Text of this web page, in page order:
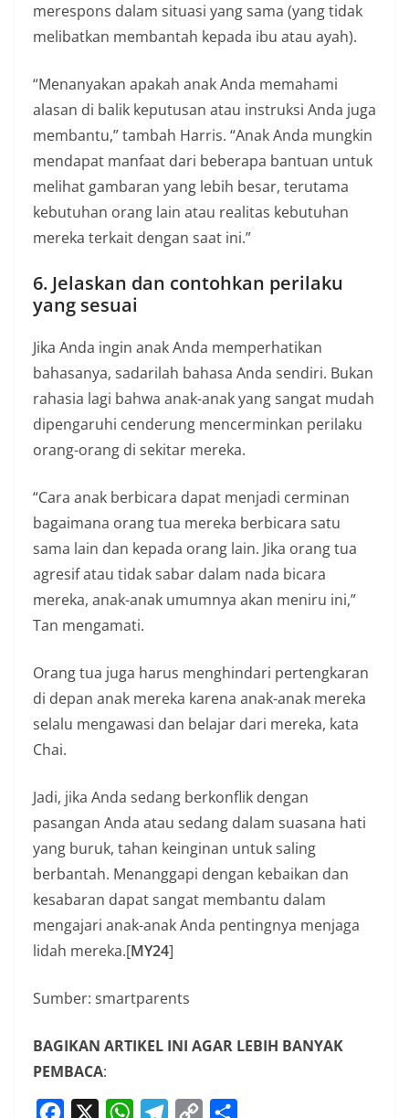
merespons dalam situasi yang sama (yang tidak
melibatkan membantah kepada ibu atau ayah).
“Menanyakan apakah anak Anda memahami
alasan di balik keputusan atau instruksi Anda juga
membantu,” tambah Harris. “Anak Anda mungkin
mendapat manfaat dari beberapa bantuan untuk
melihat gambaran yang lebih besar, terutama
kebutuhan orang lain atau realitas kebutuhan
mereka terkait dengan saat ini.”
6. Jelaskan dan contohkan perilaku
yang sesuai
Jika Anda ingin anak Anda memperhatikan
bahasanya, sadarilah bahasa Anda sendiri. Bukan
rahasia lagi bahwa anak-anak yang sangat mudah
dipengaruhi cenderung mencerminkan perilaku
orang-orang di sekitar mereka.
“Cara anak berbicara dapat menjadi cerminan
bagaimana orang tua mereka berbicara satu
sama lain dan kepada orang lain. Jika orang tua
agresif atau tidak sabar dalam nada bicara
mereka, anak-anak umumnya akan meniru ini,”
Tan mengamati.
Orang tua juga harus menghindari pertengkaran
di depan anak mereka karena anak-anak mereka
selalu mengawasi dan belajar dari mereka, kata
Chai.
Jadi, jika Anda sedang berkonflik dengan
pasangan Anda atau sedang dalam suasana hati
yang buruk, tahan keinginan untuk saling
berbantah. Menanggapi dengan kebaikan dan
kesabaran dapat sangat membantu dalam
mengajari anak-anak Anda pentingnya menjaga
lidah mereka.[MY24]
Sumber: smartparents
BAGIKAN ARTIKEL INI AGAR LEBIH BANYAK
PEMBACA:
W